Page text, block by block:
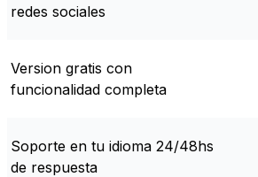
redes sociales
Version gratis con
funcionalidad completa
Soporte en tu idioma 24/48hs
de respuesta